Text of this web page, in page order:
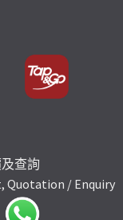
查詢
Quotation / Enquiry